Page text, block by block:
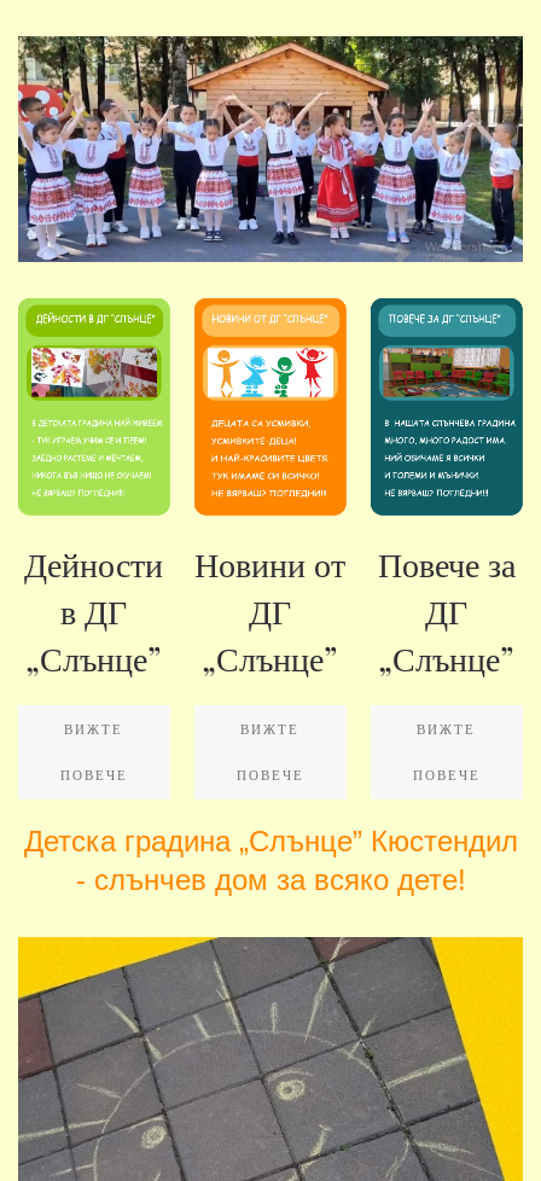
Дейности
в ДГ
„Слънце”
ВИЖТЕ
ПОВЕЧЕ
Новини от
ДГ
„Слънце”
ВИЖТЕ
ПОВЕЧЕ
Повече за
ДГ
„Слънце”
ВИЖТЕ
ПОВЕЧЕ
Детска градина „Слънце” Кюстендил
- слънчев дом за всяко дете!